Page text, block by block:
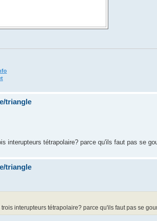
triangle
interupteurs tétrapolaire? parce qu'ils faut pas se
triangle
interupteurs tétrapolaire? parce qu'ils faut pas se